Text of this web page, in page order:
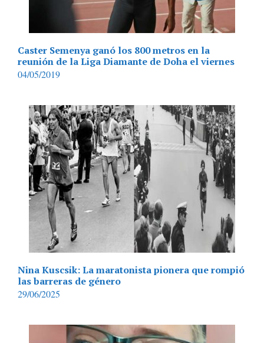
Caster Semenya ganó los 800 metros en la
reunión de la Liga Diamante de Doha el viernes
04/05/2019
Nina Kuscsik: La maratonista pionera que rompió
las barreras de género
29/06/2025